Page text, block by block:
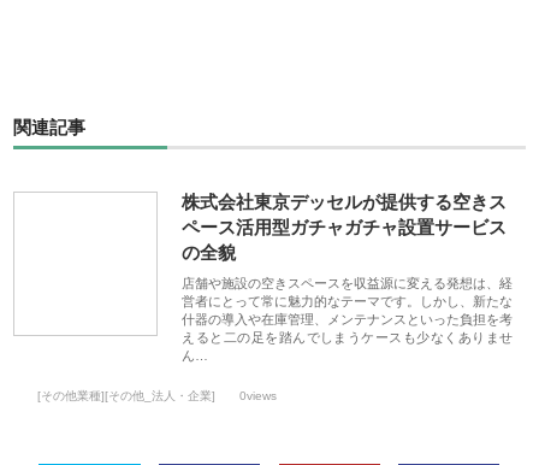
関連記事
株式会社東京デッセルが提供する空きス
ペース活用型ガチャガチャ設置サービス
の全貌
店舗や施設の空きスペースを収益源に変える発想は、経
営者にとって常に魅力的なテーマです。しかし、新たな
什器の導入や在庫管理、メンテナンスといった負担を考
えると二の足を踏んでしまうケースも少なくありませ
ん…
[その他業種][その他_法人・企業] 0views